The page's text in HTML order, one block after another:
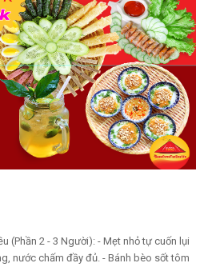
(Phần 2 - 3 Người): - Mẹt nhỏ tự cuốn lụi
nước chấm đầy đủ. - Bánh bèo sốt tôm